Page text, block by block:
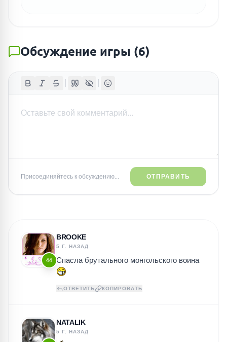
Обсуждение игры (6)
Присоединяйтесь к обсуждению... ОТПРАВИТЬ
44
BROOKE
5 Г. НАЗАД
Спасла брутального монгольского воина
ОТВЕТИТЬ КОПИРОВАТЬ
NATALIK
5 Г. НАЗАД